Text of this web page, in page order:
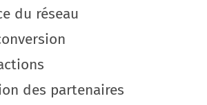
du réseau
des partenaires